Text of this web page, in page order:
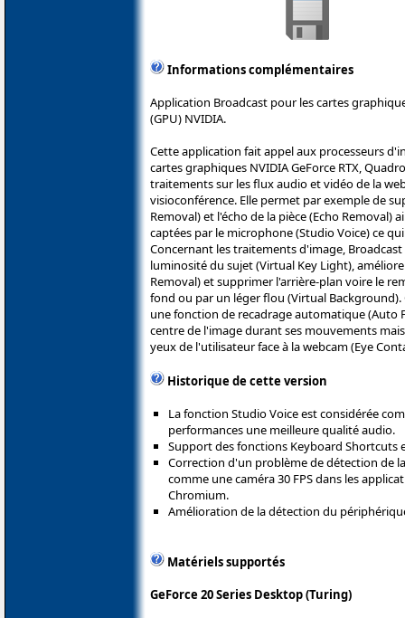
Informations complémentaires
Application Broadcast pour les cartes
(GPU) NVIDIA.
Cette application fait appel aux processeurs
cartes graphiques NVIDIA GeForce RTX,
traitements sur les flux audio et vidéo de la
visioconférence. Elle permet par exemple de
Removal) et l'écho de la pièce (Echo Removal)
captées par le microphone (Studio Voice) ce
Concernant les traitements d'image,
luminosité du sujet (Virtual Key Light),
Removal) et supprimer l'arrière-plan voire le
fond ou par un léger flou (Virtual
une fonction de recadrage automatique
centre de l'image durant ses mouvements
yeux de l'utilisateur face à la webcam (Eye
Historique de cette version
La fonction Studio Voice est considérée
performances une meilleure qualité audio.
Support des fonctions Keyboard Shortcuts
Correction d'un problème de détection de
comme une caméra 30 FPS dans les
Chromium.
Amélioration de la détection du
Matériels supportés
GeForce 20 Series Desktop (Turing)